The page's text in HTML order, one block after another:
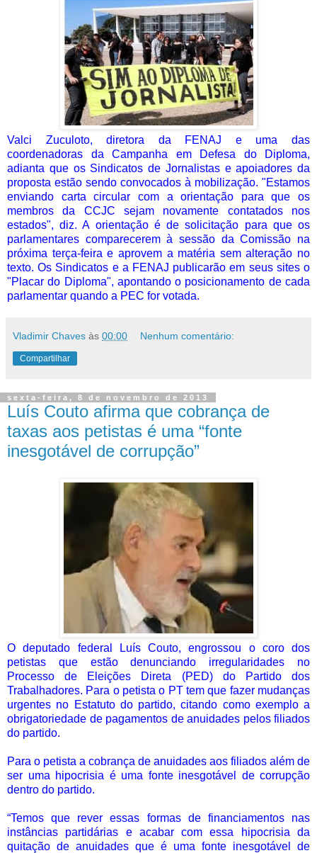
Valci Zuculoto, diretora da FENAJ e uma das
coordenadoras da Campanha em Defesa do Diploma,
adianta que os Sindicatos de Jornalistas e apoiadores da
proposta estão sendo convocados à mobilização. "Estamos
enviando carta circular com a orientação para que os
membros da CCJC sejam novamente contatados nos
estados", diz. A orientação é de solicitação para que os
parlamentares comparecerem à sessão da Comissão na
próxima terça-feira e aprovem a matéria sem alteração no
texto. Os Sindicatos e a FENAJ publicarão em seus sites o
"Placar do Diploma", apontando o posicionamento de cada
parlamentar quando a PEC for votada.
Vladimir Chaves às 00:00 Nenhum comentário:
Compartilhar
sexta-feira, 8 de novembro de 2013
Luís Couto afirma que cobrança de
taxas aos petistas é uma “fonte
inesgotável de corrupção”
O deputado federal Luís Couto, engrossou o coro dos
petistas que estão denunciando irregularidades no
Processo de Eleições Direta (PED) do Partido dos
Trabalhadores. Para o petista o PT tem que fazer mudanças
urgentes no Estatuto do partido, citando como exemplo a
obrigatoriedade de pagamentos de anuidades pelos filiados
do partido.
Para o petista a cobrança de anuidades aos filiados além de
ser uma hipocrisia é uma fonte inesgotável de corrupção
dentro do partido.
“Temos que rever essas formas de financiamentos nas
instâncias partidárias e acabar com essa hipocrisia da
quitação de anuidades que é uma fonte inesgotável de